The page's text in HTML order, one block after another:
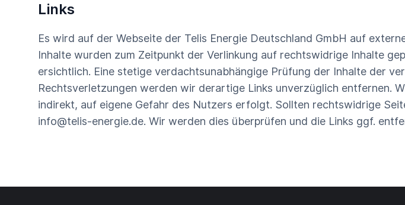
Links
Es wird auf der Webseite der Telis Energie Deutschland GmbH auf
Inhalte wurden zum Zeitpunkt der Verlinkung auf rechtswidrige Inhalte
ersichtlich. Eine stetige verdachtsunabhängige Prüfung der Inhalte der
Rechtsverletzungen werden wir derartige Links unverzüglich entfernen.
indirekt, auf eigene Gefahr des Nutzers erfolgt. Sollten rechtswidrige
info@telis-energie.de. Wir werden dies überprüfen und die Links ggf.